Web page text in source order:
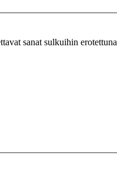
sanat sulkuihin erotettuna